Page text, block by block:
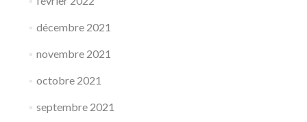
décembre 2021
novembre 2021
octobre 2021
septembre 2021